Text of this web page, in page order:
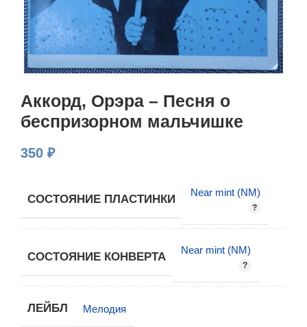
Аккорд, Орэра – Песня о
беспризорном мальчишке
350 ₽
СОСТОЯНИЕ ПЛАСТИНКИ
Near mint (NM)
СОСТОЯНИЕ КОНВЕРТА
Near mint (NM)
ЛЕЙБЛ Мелодия